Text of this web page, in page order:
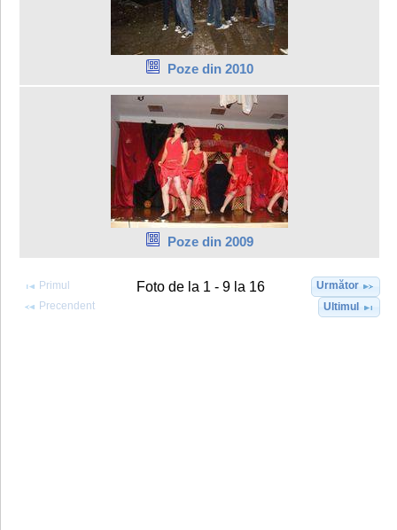
Poze din 2010
Poze din 2009
Primul
Precendent
Foto de la 1 - 9 la 16
Următor
Ultimul